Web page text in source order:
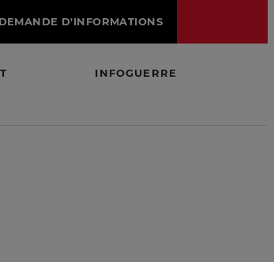
DEMANDE D'INFORMATIONS
INFOGUERRE